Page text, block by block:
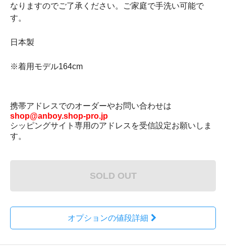
なりますのでご了承ください。ご家庭で手洗い可能で
す。
日本製
※着用モデル164cm
携帯アドレスでのオーダーやお問い合わせは
shop@anboy.shop-pro.jp
シッピングサイト専用のアドレスを受信設定お願いしま
す。
SOLD OUT
オプションの値段詳細